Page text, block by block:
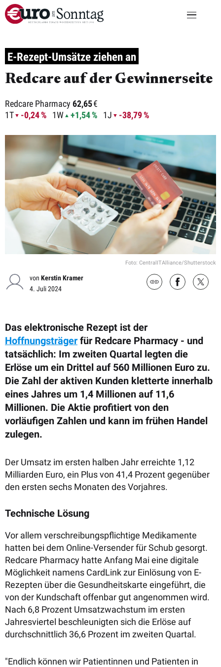
E-Rezept-Umsätze ziehen an
Redcare auf der Gewinnerseite
Redcare Pharmacy 62,65€
1T
-0,24 % 1W +1,54 % 1J -38,79 %
Foto: CentralITAlliance/Shutterstock
von Kerstin Kramer
4. Juli 2024
Das elektronische Rezept ist der
Hoffnungsträger für Redcare Pharmacy - und
tatsächlich: Im zweiten Quartal legten die
Erlöse um ein Drittel auf 560 Millionen Euro zu.
Die Zahl der aktiven Kunden kletterte innerhalb
eines Jahres um 1,4 Millionen auf 11,6
Millionen. Die Aktie profitiert von den
vorläufigen Zahlen und kann im frühen Handel
zulegen.
Der Umsatz im ersten halben Jahr erreichte 1,12
Milliarden Euro, ein Plus von 41,4 Prozent gegenüber
den ersten sechs Monaten des Vorjahres.
Technische Lösung
Vor allem verschreibungspflichtige Medikamente
hatten bei dem Online-Versender für Schub gesorgt.
Redcare Pharmacy hatte Anfang Mai eine digitale
Möglichkeit namens CardLink zur Einlösung von E-
Rezepten über die Gesundheitskarte eingeführt, die
von der Kundschaft offenbar gut angenommen wird.
Nach 6,8 Prozent Umsatzwachstum im ersten
Jahresviertel beschleunigten sich die Erlöse auf
durchschnittlich 36,6 Prozent im zweiten Quartal.
"Endlich können wir Patientinnen und Patienten in